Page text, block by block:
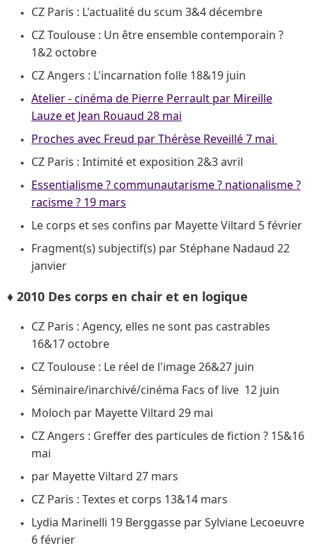
CZ Paris : L'actualité du scum 3&4 décembre
CZ Toulouse : Un être ensemble contemporain ?
1&2 octobre
CZ Angers : L'incarnation folle 18&19 juin
Atelier - cinéma de Pierre Perrault par Mireille
Lauze et Jean Rouaud 28 mai
Proches avec Freud par Thérèse Reveillé 7 mai
CZ Paris : Intimité et exposition 2&3 avril
Essentialisme ? communautarisme ? nationalisme ?
racisme ? 19 mars
Le corps et ses confins par Mayette Viltard 5 février
Fragment(s) subjectif(s) par Stéphane Nadaud 22
janvier
♦ 2010 Des corps en chair et en logique
CZ Paris : Agency, elles ne sont pas castrables
16&17 octobre
CZ Toulouse : Le réel de l'image 26&27 juin
Séminaire/inarchivé/cinéma Facs of live 12 juin
Moloch par Mayette Viltard 29 mai
CZ Angers : Greffer des particules de fiction ? 15&16
mai
par Mayette Viltard 27 mars
CZ Paris : Textes et corps 13&14 mars
Lydia Marinelli 19 Berggasse par Sylviane Lecoeuvre
6 février